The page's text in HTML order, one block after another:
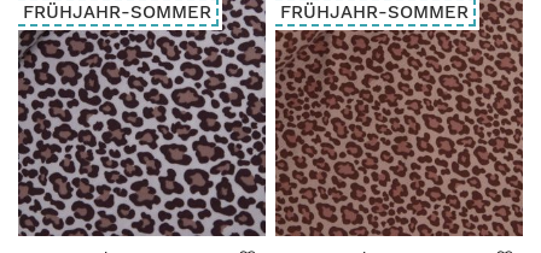
FRÜHJAHR-SOMMER FRÜHJAHR-SOMMER